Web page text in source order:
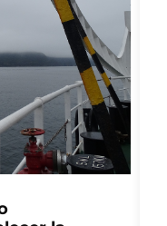
lideró panel de
2026 para